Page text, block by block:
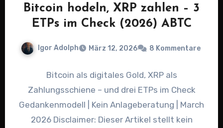
Bitcoin hodeln, XRP zahlen – 3
ETPs im Check (2026) ABTC
Igor Adolph März 12, 2026 8 Kommentare
Bitcoin als digitales Gold, XRP als
Zahlungsschiene – und drei ETPs im Check
Gedankenmodell | Kein Anlageberatung | March
2026 Disclaimer: Dieser Artikel stellt kein